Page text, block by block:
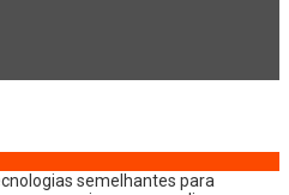
semelhantes para